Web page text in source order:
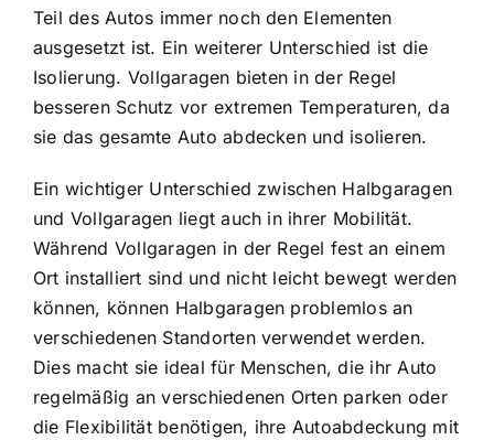
Teil des Autos immer noch den Elementen
ausgesetzt ist. Ein weiterer Unterschied ist die
Isolierung. Vollgaragen bieten in der Regel
besseren Schutz vor extremen Temperaturen, da
sie das gesamte Auto abdecken und isolieren.
Ein wichtiger Unterschied zwischen Halbgaragen
und Vollgaragen liegt auch in ihrer Mobilität.
Während Vollgaragen in der Regel fest an einem
Ort installiert sind und nicht leicht bewegt werden
können, können Halbgaragen problemlos an
verschiedenen Standorten verwendet werden.
Dies macht sie ideal für Menschen, die ihr Auto
regelmäßig an verschiedenen Orten parken oder
die Flexibilität benötigen, ihre Autoabdeckung mit